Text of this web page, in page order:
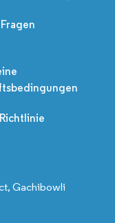
Gachibowli